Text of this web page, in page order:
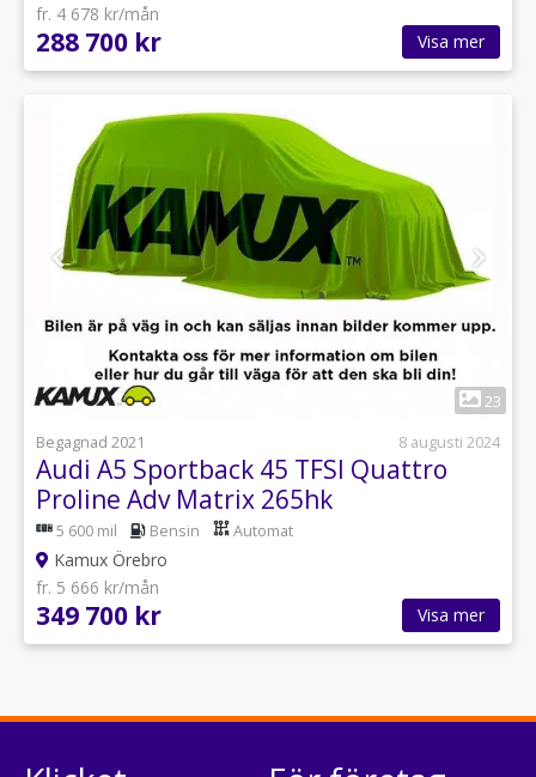
fr. 4 678 kr/mån
288 700 kr Visa mer
23
Begagnad 2021
8 augusti 2024
Audi A5 Sportback 45 TFSI Quattro
Proline Adv Matrix 265hk
5 600 mil Bensin Automat
Kamux Örebro
fr. 5 666 kr/mån
349 700 kr Visa mer